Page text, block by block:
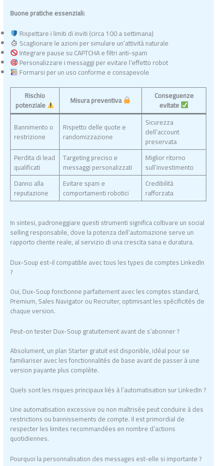
Buone pratiche essenziali:
Rispettare i limiti di inviti (circa 100 a settimana)
Scaglionare le azioni per simulare un’attività naturale
Integrare pause su CAPTCHA e filtri anti-spam
Personalizzare i messaggi per evitare l’effetto robot
Formarsi per un uso conforme e consapevole
Rischio
potenziale Misura preventiva Conseguenze
evitate
Bannimento o
restrizione
Rispetto delle quote e
randomizzazione
Sicurezza
dell’account
preservata
Perdita di lead
qualificati
Targeting preciso e
messaggi personalizzati
Miglior ritorno
sull’investimento
Danno alla
reputazione
Evitare spam e
comportamenti robotici
Credibilità
rafforzata
In sintesi, padroneggiare questi strumenti significa coltivare un social
selling responsabile, dove la potenza dell’automazione serve un
rapporto cliente reale, al servizio di una crescita sana e duratura.
Dux-Soup est-il compatible avec tous les types de comptes LinkedIn
?
Oui, Dux-Soup fonctionne parfaitement avec les comptes standard,
Premium, Sales Navigator ou Recruiter, optimisant les spécificités de
chaque version.
Peut-on tester Dux-Soup gratuitement avant de s’abonner ?
Absolument, un plan Starter gratuit est disponible, idéal pour se
familiariser avec les fonctionnalités de base avant de passer à une
version payante plus complète.
Quels sont les risques principaux liés à l’automatisation sur LinkedIn ?
Une automatisation excessive ou non maîtrisée peut conduire à des
restrictions ou bannissements de compte. Il est primordial de
respecter les limites recommandées en nombre d’actions
quotidiennes.
Pourquoi la personnalisation des messages est-elle si importante ?